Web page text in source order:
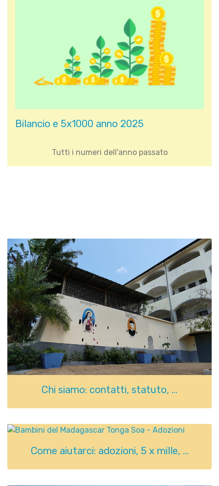
Bilancio e 5x1000 anno 2025
Tutti i numeri dell'anno passato
Chi siamo: contatti, statuto, ...
Come aiutarci: adozioni, 5 x mille, ...